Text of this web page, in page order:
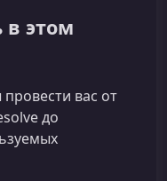
в этом
вас от
до